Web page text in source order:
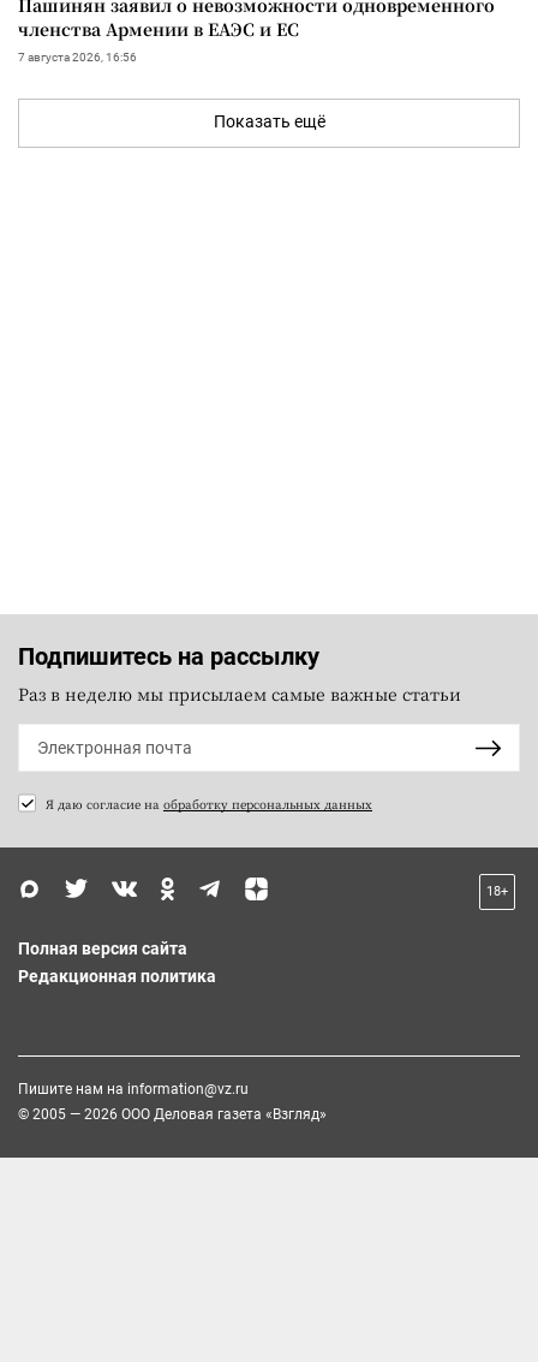
членства Армении в ЕАЭС и ЕС
7 августа 2026, 16:56
Показать ещё
Подпишитесь на рассылку
Раз в неделю мы присылаем самые важные статьи
Я даю согласие на обработку персональных данных
18+
Полная версия сайта
Редакционная политика
Пишите нам на information@vz.ru
© 2005 — 2026 ООО Деловая газета «Взгляд»